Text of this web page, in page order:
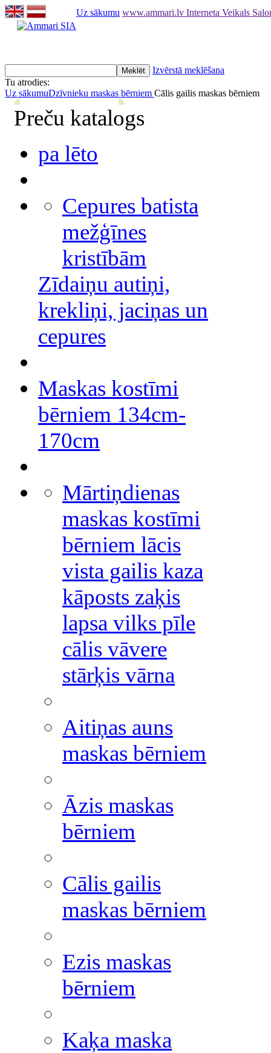
Uz sākumu www.ammari.lv Interneta Veikals
Izvērstā meklēšana
Tu atrodies:
Uz sākumuDzīvnieku maskas bērniem Cālis gailis maskas bērniem
Preču katalogs
pa lēto
Cepures batista
mežģīnes
kristībām
Zīdaiņu autiņi,
krekliņi, jaciņas un
cepures
Maskas kostīmi
bērniem 134cm-
170cm
Mārtiņdienas
maskas kostīmi
bērniem lācis
vista gailis kaza
kāposts zaķis
lapsa vilks pīle
cālis vāvere
stārķis vārna
Aitiņas auns
maskas bērniem
Āzis maskas
bērniem
Cālis gailis
maskas bērniem
Ezis maskas
bērniem
Kaķa maska